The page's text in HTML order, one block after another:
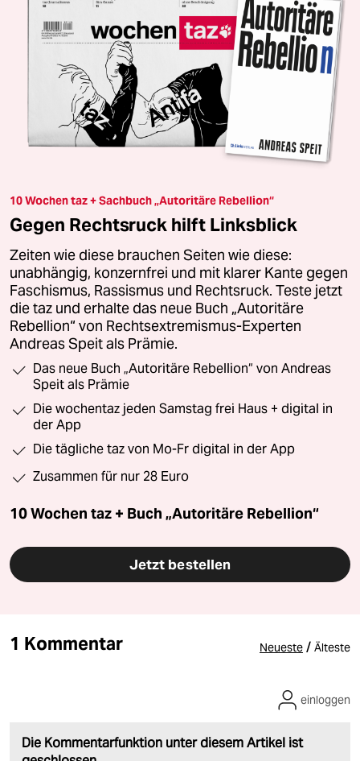
10 Wochen taz + Sachbuch „Autoritäre Rebellion“
Gegen Rechtsruck hilft Linksblick
Zeiten wie diese brauchen Seiten wie diese:
unabhängig, konzernfrei und mit klarer Kante gegen
Faschismus, Rassismus und Rechtsruck. Teste jetzt
die taz und erhalte das neue Buch „Autoritäre
Rebellion“ von Rechtsextremismus-Experten
Andreas Speit als Prämie.
Das neue Buch „Autoritäre Rebellion“ von Andreas
Speit als Prämie
Die wochentaz jeden Samstag frei Haus + digital in
der App
Die tägliche taz von Mo-Fr digital in der App
Zusammen für nur 28 Euro
10 Wochen taz + Buch „Autoritäre Rebellion“
Jetzt bestellen
1 Kommentar Neueste / Älteste
Die Kommentarfunktion unter diesem Artikel ist
einloggen